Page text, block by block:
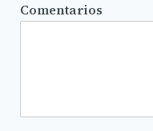
Comentarios